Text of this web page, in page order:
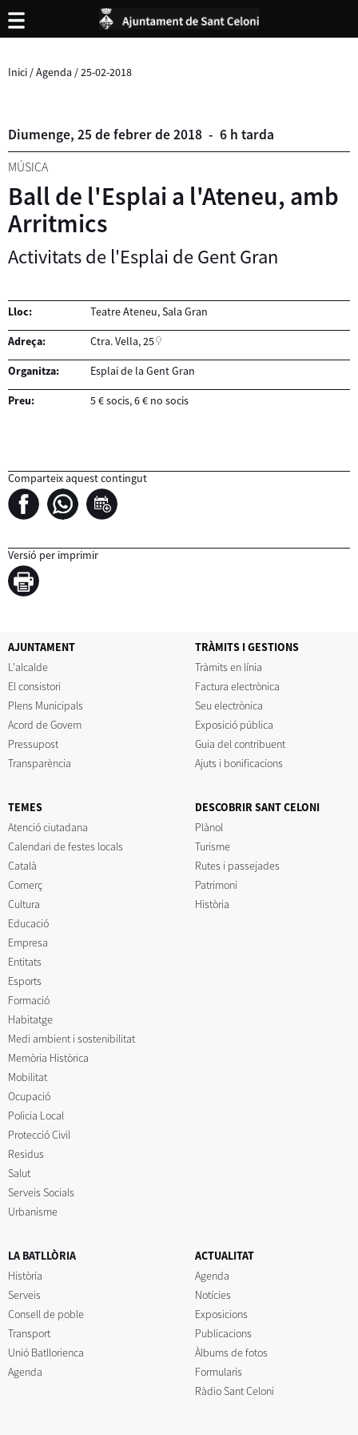
Inici /Agenda /25-02-2018
Diumenge, 25 defebrerde2018 - 6 h tarda
MÚSICA
Ball de l'Esplai a l'Ateneu, amb
Arritmics
Activitats de l'Esplai de Gent Gran
Lloc: Teatre Ateneu, Sala Gran
Adreça: Ctra. Vella, 25
Organitza: Esplai de la Gent Gran
Preu: 5 € socis, 6 € no socis
Comparteix aquest contingut
Versió per imprimir
AJUNTAMENT
L'alcalde
El consistori
Plens Municipals
Acord de Govern
Pressupost
Transparència
TRÀMITS I GESTIONS
Tràmits en línia
Factura electrònica
Seu electrònica
Exposició pública
Guia del contribuent
Ajuts i bonificacions
TEMES
Atenció ciutadana
Calendari de festes locals
Català
Comerç
Cultura
Educació
Empresa
Entitats
Esports
Formació
Habitatge
Medi ambient i sostenibilitat
Memòria Històrica
Mobilitat
Ocupació
Policia Local
Protecció Civil
Residus
Salut
Serveis Socials
Urbanisme
DESCOBRIR SANT CELONI
Plànol
Turisme
Rutes i passejades
Patrimoni
Història
LA BATLLÒRIA
Història
Serveis
Consell de poble
Transport
Unió Batllorienca
Agenda
ACTUALITAT
Agenda
Notícies
Exposicions
Publicacions
Àlbums de fotos
Formularis
Ràdio Sant Celoni